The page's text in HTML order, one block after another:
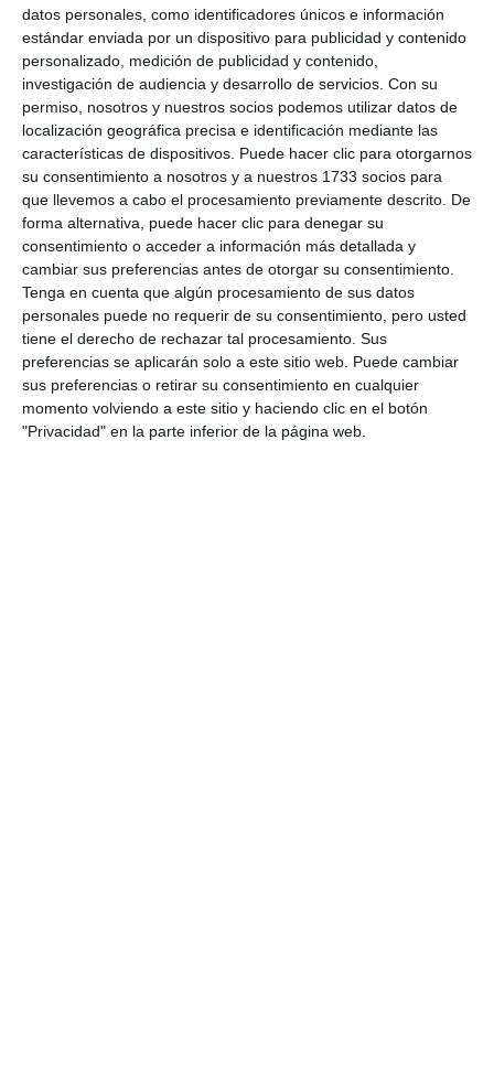
datos personales, como identificadores únicos e información
estándar enviada por un dispositivo para publicidad y contenido
personalizado, medición de publicidad y contenido,
investigación de audiencia y desarrollo de servicios. Con su
permiso, nosotros y nuestros socios podemos utilizar datos de
localización geográfica precisa e identificación mediante las
características de dispositivos. Puede hacer clic para otorgarnos
su consentimiento a nosotros y a nuestros 1733 socios para
que llevemos a cabo el procesamiento previamente descrito. De
forma alternativa, puede hacer clic para denegar su
consentimiento o acceder a información más detallada y
cambiar sus preferencias antes de otorgar su consentimiento.
Tenga en cuenta que algún procesamiento de sus datos
personales puede no requerir de su consentimiento, pero usted
tiene el derecho de rechazar tal procesamiento. Sus
preferencias se aplicarán solo a este sitio web. Puede cambiar
sus preferencias o retirar su consentimiento en cualquier
momento volviendo a este sitio y haciendo clic en el botón
"Privacidad" en la parte inferior de la página web.